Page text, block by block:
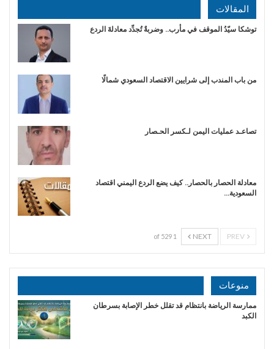
المقالات
توشكا سيّدُ الموقف في مأرب.. وضربةٌ تُجدِّد معادلةَ الردع
من باب المندب إلى شرايين الاقتصاد السعودي شمالًا
تصاعـد عمليات اليمن لـكسر الحـصار
معادلة الحصار بالحصار.. كيف يضع الردع اليمني اقتصاد
السعودية…
NEXT
1 of 529
منوعات
ممارسة الرياضة بانتظام قد تقلل خطر الإصابة بسرطان
الكبد